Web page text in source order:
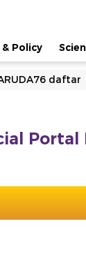
Policy
daftar